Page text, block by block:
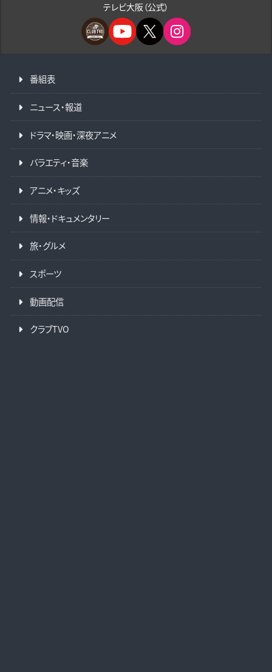
テレビ大阪（公式）
番組表
ニュース・報道
ドラマ・映画・深夜アニメ
バラエティ・音楽
アニメ・キッズ
情報・ドキュメンタリー
旅・グルメ
スポーツ
動画配信
クラブTVO